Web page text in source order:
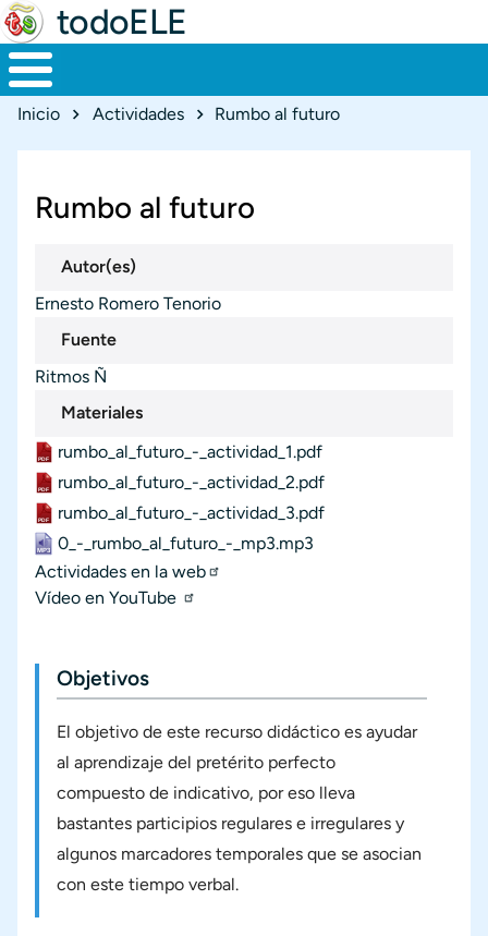
todoELE
Ruta de navegación
Inicio Actividades Rumbo al futuro
Rumbo al futuro
Autor(es)
Ernesto Romero Tenorio
Fuente
Ritmos Ñ
Materiales
Materiales
Documento
rumbo_al_futuro_-_actividad_1.pdf
Documento
rumbo_al_futuro_-_actividad_2.pdf
Documento
rumbo_al_futuro_-_actividad_3.pdf
Archivo de audio
0_-_rumbo_al_futuro_-_mp3.mp3
Materiales externos
Actividades en la web
Vídeo en YouTube
Objetivos
El objetivo de este recurso didáctico es ayudar
al aprendizaje del pretérito perfecto
compuesto de indicativo, por eso lleva
bastantes participios regulares e irregulares y
algunos marcadores temporales que se asocian
con este tiempo verbal.